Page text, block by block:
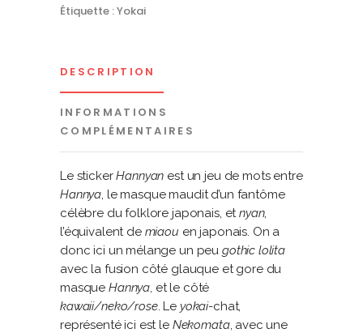
Étiquette :Yokai
DESCRIPTION
INFORMATIONS
COMPLÉMENTAIRES
Le stickerHannyan est un jeu de mots entre
Hannya, le masque maudit d’un fantôme
célèbre du folklore japonais, etnyan,
l’équivalent de miaou en japonais. On a
donc ici un mélange un peu gothic lolita
avec la fusion côté glauque et gore du
masque Hannya, et le côté
kawaii/neko/rose. Le yokai-chat,
représenté ici est le Nekomata, avec une